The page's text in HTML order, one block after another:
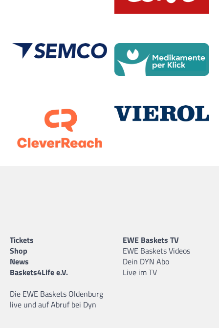
Tickets
Shop
News
Baskets4Life e.V.
Die EWE Baskets Oldenburg
live und auf Abruf bei Dyn
EWE Baskets TV
EWE Baskets Videos
Dein DYN Abo
Live im TV